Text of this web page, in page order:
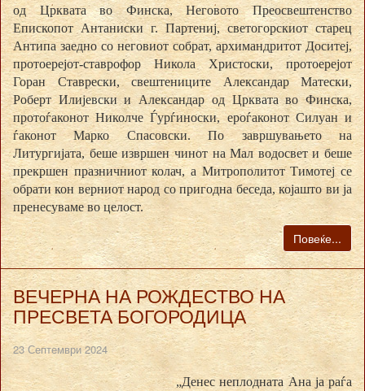
од Црквата во Финска, Неговото Преосвештенство
Епископот Антаниски г. Партениј, светогорскиот старец
Антипа заедно со неговиот собрат, архимандритот Доситеј,
протоерејот-ставрофор Никола Христоски, протоерејот
Горан Ставрески, свештениците Александар Матески,
Роберт Илијевски и Александар од Црквата во Финска,
протоѓаконот Николче Ѓурѓиноски, ероѓаконот Силуан и
ѓаконот Марко Спасовски. По завршувањето на
Литургијата, беше извршен чинот на Мал водосвет и беше
прекршен празничниот колач, а Митрополитот Тимотеј се
обрати кон верниот народ со пригодна беседа, којашто ви ја
пренесуваме во целост.
Повеќе...
ВЕЧЕРНА НА РОЖДЕСТВО НА
ПРЕСВЕТА БОГОРОДИЦА
23 Септември 2024
„Денес неплодната Ана ја раѓа